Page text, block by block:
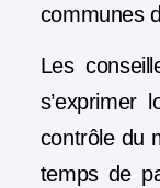
communes
Les
s’exprimer
contrôle du
temps de